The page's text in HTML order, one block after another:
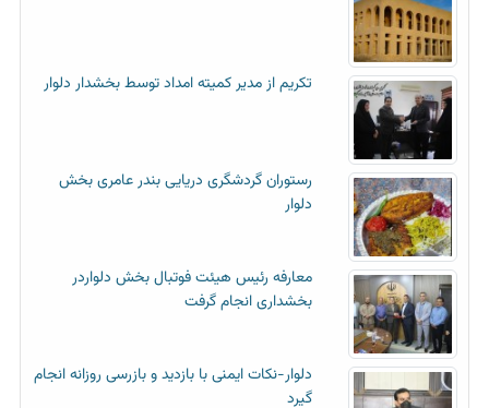
تکریم از مدیر کمیته امداد توسط بخشدار دلوار
رستوران گردشگری دریایی بندر عامری بخش
دلوار
معارفه رئیس هیئت فوتبال بخش دلواردر
بخشداری انجام گرفت
دلوار-نکات ایمنی با بازدید و بازرسی روزانه انجام
گیرد